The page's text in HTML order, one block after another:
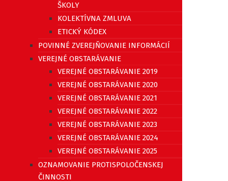
ŠKOLY
KOLEKTÍVNA ZMLUVA
ETICKÝ KÓDEX
POVINNÉ ZVEREJŇOVANIE INFORMÁCIÍ
VEREJNÉ OBSTARÁVANIE
VEREJNÉ OBSTARÁVANIE 2019
VEREJNÉ OBSTARÁVANIE 2020
VEREJNÉ OBSTARÁVANIE 2021
VEREJNÉ OBSTARÁVANIE 2022
VEREJNÉ OBSTARÁVANIE 2023
VEREJNÉ OBSTARÁVANIE 2024
VEREJNÉ OBSTARÁVANIE 2025
OZNAMOVANIE PROTISPOLOČENSKEJ
ČINNOSTI